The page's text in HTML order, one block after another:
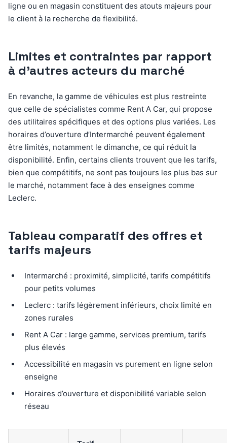
ligne ou en magasin constituent des atouts majeurs pour
le client à la recherche de flexibilité.
Limites et contraintes par rapport
à d’autres acteurs du marché
En revanche, la gamme de véhicules est plus restreinte
que celle de spécialistes comme Rent A Car, qui propose
des utilitaires spécifiques et des options plus variées. Les
horaires d’ouverture d’Intermarché peuvent également
être limités, notamment le dimanche, ce qui réduit la
disponibilité. Enfin, certains clients trouvent que les tarifs,
bien que compétitifs, ne sont pas toujours les plus bas sur
le marché, notamment face à des enseignes comme
Leclerc.
Tableau comparatif des offres et
tarifs majeurs
Intermarché : proximité, simplicité, tarifs compétitifs
pour petits volumes
Leclerc : tarifs légèrement inférieurs, choix limité en
zones rurales
Rent A Car : large gamme, services premium, tarifs
plus élevés
Accessibilité en magasin vs purement en ligne selon
enseigne
Horaires d’ouverture et disponibilité variable selon
réseau